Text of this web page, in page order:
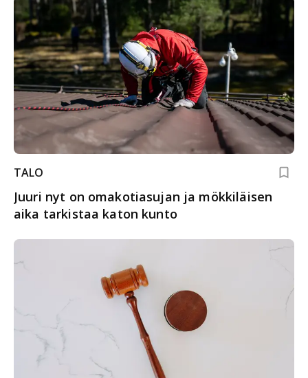
TALO
Juuri nyt on omakotiasujan ja mökkiläisen
aika tarkistaa katon kunto